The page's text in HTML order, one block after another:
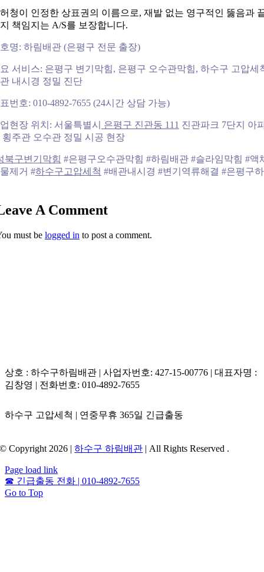
청이 인정한 상표권의 이름으로, 재발 없는 영구적인 뚫음과
책임지는 A/S를 보장합니다.
명: 하림배관 (은평구 전문 출장)
서비스: 은평구 변기막힘, 은평구 오수관막힘, 하수구 고압세
내시경 정밀 진단
번호: 010-4892-7655 (24시간 상담 가능)
현장 위치: 서울특별시 은평구 진관동 111 진관파크 7단지 아
횡주관 오수관 정밀 시공 현장
북구변기막힘 #은평구오수관막힘 #하림배관 #슬라임막힘 #액
제거 #하수구고압세척 #배관내시경 #변기역류해결 #은평구
A Comment
must be logged in to post a comment.
상호 : 하수구하림배관 | 사업자번호: 427-15-00776 | 대표자명 :
김창영 | 전화번호: 010-4892-7655
하수구 고압세척 | 연중무휴 365일 긴급출동
© Copyright 2026 |하수구 하림배관 | All Rights Reserved .
Page load link
☎ 긴급출동 전화 | 010-4892-7655
Go to Top